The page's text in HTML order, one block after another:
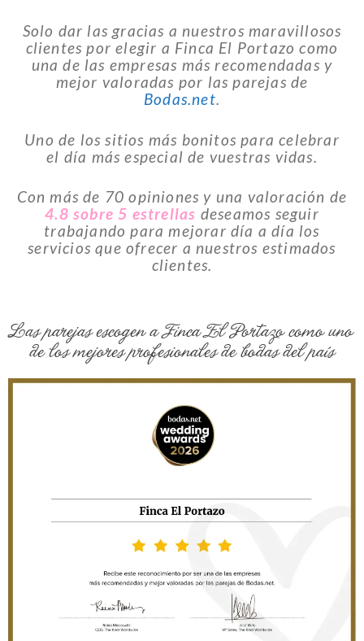
Solo dar las gracias a nuestros maravillosos
clientes por elegir a Finca El Portazo como
una de las empresas más recomendadas y
mejor valoradas por las parejas de
Bodas.net.
Uno de los sitios más bonitos para celebrar
el día más especial de vuestras vidas.
Con más de 70 opiniones y una valoración de
4.8 sobre 5 estrellas deseamos seguir
trabajando para mejorar día a día los
servicios que ofrecer a nuestros estimados
clientes.
Las parejas escogen a Finca El Portazo como uno
de los mejores profesionales de bodas del país